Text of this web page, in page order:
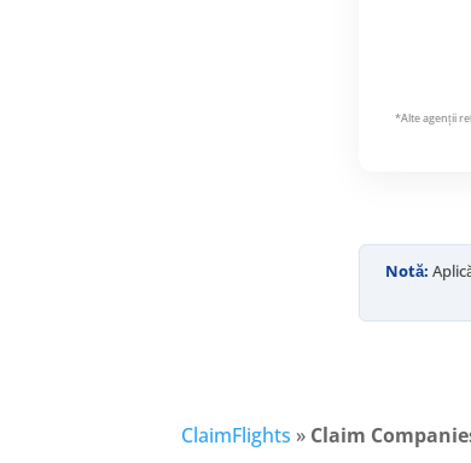
*Alte agenții
Notă:
ClaimFlights » Claim